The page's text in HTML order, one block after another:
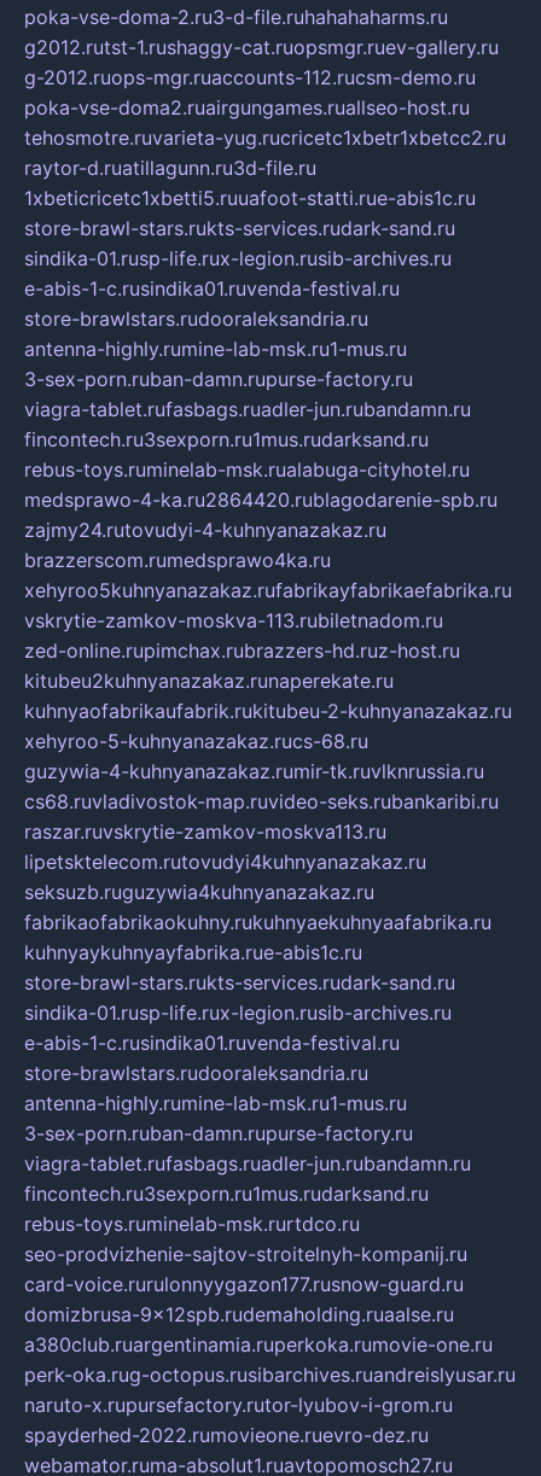
poka-vse-doma-2.ru3-d-file.ruhahahaharms.ru
g2012.rutst-1.rushaggy-cat.ruopsmgr.ruev-gallery.ru
g-2012.ruops-mgr.ruaccounts-112.rucsm-demo.ru
poka-vse-doma2.ruairgungames.ruallseo-host.ru
tehosmotre.ruvarieta-yug.rucricetc1xbetr1xbetcc2.ru
raytor-d.ruatillagunn.ru3d-file.ru
1xbeticricetc1xbetti5.ruuafoot-statti.rue-abis1c.ru
store-brawl-stars.rukts-services.rudark-sand.ru
sindika-01.rusp-life.rux-legion.rusib-archives.ru
e-abis-1-c.rusindika01.ruvenda-festival.ru
store-brawlstars.rudooraleksandria.ru
antenna-highly.rumine-lab-msk.ru1-mus.ru
3-sex-porn.ruban-damn.rupurse-factory.ru
viagra-tablet.rufasbags.ruadler-jun.rubandamn.ru
fincontech.ru3sexporn.ru1mus.rudarksand.ru
rebus-toys.ruminelab-msk.rualabuga-cityhotel.ru
medsprawo-4-ka.ru2864420.rublagodarenie-spb.ru
zajmy24.rutovudyi-4-kuhnyanazakaz.ru
brazzerscom.rumedsprawo4ka.ru
xehyroo5kuhnyanazakaz.rufabrikayfabrikaefabrika.ru
vskrytie-zamkov-moskva-113.rubiletnadom.ru
zed-online.rupimchax.rubrazzers-hd.ruz-host.ru
kitubeu2kuhnyanazakaz.runaperekate.ru
kuhnyaofabrikaufabrik.rukitubeu-2-kuhnyanazakaz.ru
xehyroo-5-kuhnyanazakaz.rucs-68.ru
guzywia-4-kuhnyanazakaz.rumir-tk.ruvlknrussia.ru
cs68.ruvladivostok-map.ruvideo-seks.rubankaribi.ru
raszar.ruvskrytie-zamkov-moskva113.ru
lipetsktelecom.rutovudyi4kuhnyanazakaz.ru
seksuzb.ruguzywia4kuhnyanazakaz.ru
fabrikaofabrikaokuhny.rukuhnyaekuhnyaafabrika.ru
kuhnyaykuhnyayfabrika.rue-abis1c.ru
store-brawl-stars.rukts-services.rudark-sand.ru
sindika-01.rusp-life.rux-legion.rusib-archives.ru
e-abis-1-c.rusindika01.ruvenda-festival.ru
store-brawlstars.rudooraleksandria.ru
antenna-highly.rumine-lab-msk.ru1-mus.ru
3-sex-porn.ruban-damn.rupurse-factory.ru
viagra-tablet.rufasbags.ruadler-jun.rubandamn.ru
fincontech.ru3sexporn.ru1mus.rudarksand.ru
rebus-toys.ruminelab-msk.rurtdco.ru
seo-prodvizhenie-sajtov-stroitelnyh-kompanij.ru
card-voice.rurulonnyygazon177.rusnow-guard.ru
domizbrusa-9x12spb.rudemaholding.ruaalse.ru
a380club.ruargentinamia.ruperkoka.rumovie-one.ru
perk-oka.rug-octopus.rusibarchives.ruandreislyusar.ru
naruto-x.rupursefactory.rutor-lyubov-i-grom.ru
spayderhed-2022.rumovieone.ruevro-dez.ru
webamator.ruma-absolut1.ruavtopomosch27.ru